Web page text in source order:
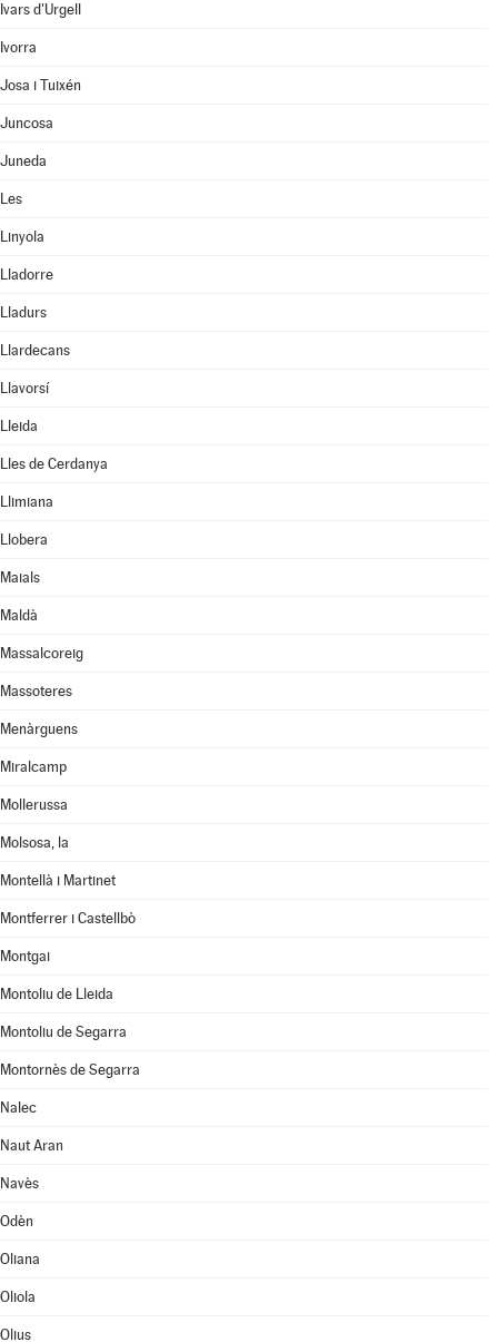
Ivars d'Urgell
Ivorra
Josa i Tuixén
Juncosa
Juneda
Les
Linyola
Lladorre
Lladurs
Llardecans
Llavorsí
Lleida
Lles de Cerdanya
Llimiana
Llobera
Maials
Maldà
Massalcoreig
Massoteres
Menàrguens
Miralcamp
Mollerussa
Molsosa, la
Montellà i Martinet
Montferrer i Castellbò
Montgai
Montoliu de Lleida
Montoliu de Segarra
Montornès de Segarra
Nalec
Naut Aran
Navès
Odèn
Oliana
Oliola
Olius